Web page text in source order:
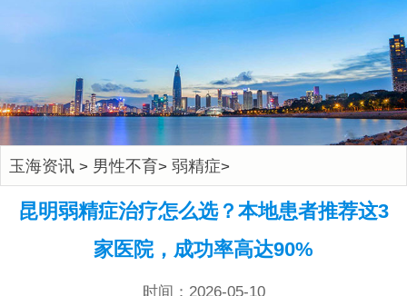
玉海资讯> 男性不育> 弱精症>
昆明弱精症治疗怎么选？本地患者推荐这3
家医院，成功率高达90%
时间：2026-05-10